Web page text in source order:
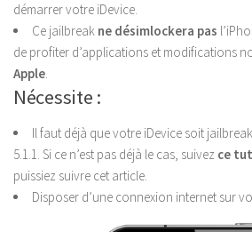
démarrer votre iDevice.
Ce jailbreak ne désimlockera pas
de profiter d’applications et modifications
Apple.
Nécessite :
Il faut déjà que votre iDevice soit
5.1.1. Si ce n’est pas déjà le cas, suivez ce
puissiez suivre cet article.
Disposer d’une connexion internet sur